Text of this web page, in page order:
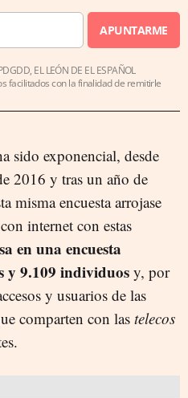
APUNTARME
EL LEÓN DE EL ESPAÑOL
facilitados con la finalidad de remitirle
sido exponencial, desde
2016 y tras un año de
misma encuesta arrojase
internet con estas
en una encuesta
y 9.109 individuos y, por
y usuarios de las
comparten con las telecos